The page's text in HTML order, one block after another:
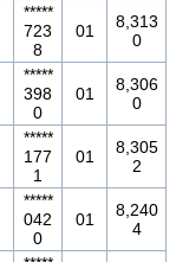
*****
723
8
01
8,313
0
*****
398
0
01
8,306
0
*****
177
1
01
8,305
2
*****
042
0
01
8,240
4